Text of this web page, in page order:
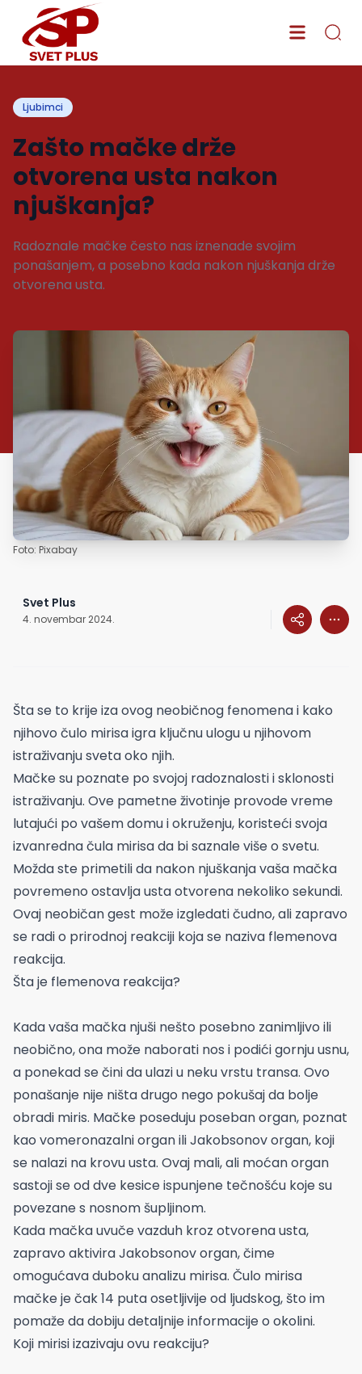
Ljubimci
Zašto mačke drže
otvorena usta nakon
njuškanja?
Radoznale mačke često nas iznenade svojim
ponašanjem, a posebno kada nakon njuškanja drže
otvorena usta.
Foto: Pixabay
Svet Plus
4. novembar 2024.
Šta se to krije iza ovog neobičnog fenomena i kako
njihovo čulo mirisa igra ključnu ulogu u njihovom
istraživanju sveta oko njih.
Mačke su poznate po svojoj radoznalosti i sklonosti
istraživanju. Ove pametne životinje provode vreme
lutajući po vašem domu i okruženju, koristeći svoja
izvanredna čula mirisa da bi saznale više o svetu.
Možda ste primetili da nakon njuškanja vaša mačka
povremeno ostavlja usta otvorena nekoliko sekundi.
Ovaj neobičan gest može izgledati čudno, ali zapravo
se radi o prirodnoj reakciji koja se naziva flemenova
reakcija.
Šta je flemenova reakcija?
Kada vaša mačka njuši nešto posebno zanimljivo ili
neobično, ona može naborati nos i podići gornju usnu,
a ponekad se čini da ulazi u neku vrstu transa. Ovo
ponašanje nije ništa drugo nego pokušaj da bolje
obradi miris. Mačke poseduju poseban organ, poznat
kao vomeronazalni organ ili Jakobsonov organ, koji
se nalazi na krovu usta. Ovaj mali, ali moćan organ
sastoji se od dve kesice ispunjene tečnošću koje su
povezane s nosnom šupljinom.
Kada mačka uvuče vazduh kroz otvorena usta,
zapravo aktivira Jakobsonov organ, čime
omogućava duboku analizu mirisa. Čulo mirisa
mačke je čak 14 puta osetljivije od ljudskog, što im
pomaže da dobiju detaljnije informacije o okolini.
Koji mirisi izazivaju ovu reakciju?